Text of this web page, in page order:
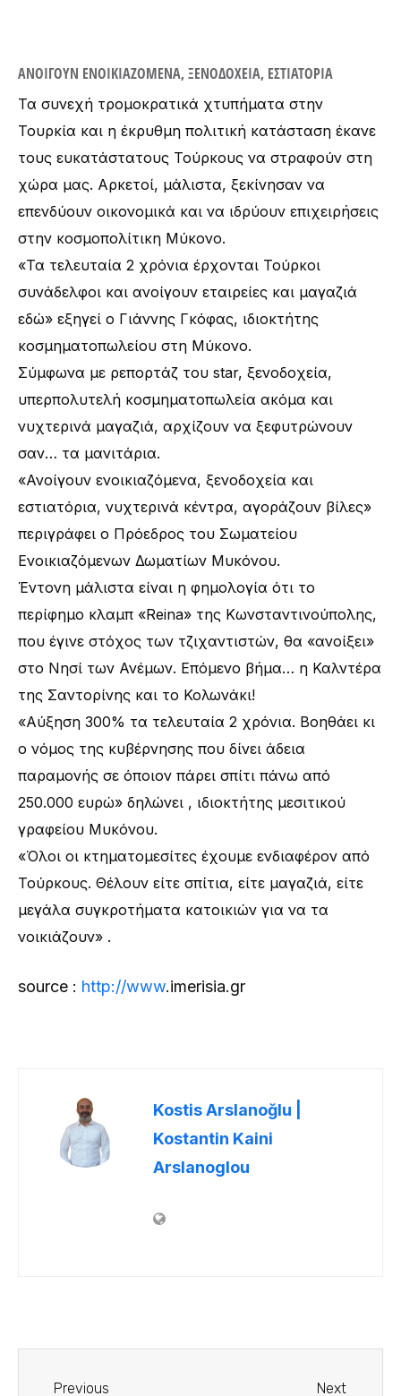
ΑΝΟΙΓΟΥΝ ΕΝΟΙΚΙΑΖΟΜΕΝΑ, ΞΕΝΟΔΟΧΕΙΑ, ΕΣΤΙΑΤΟΡΙΑ
Τα συνεχή τρομοκρατικά χτυπήματα στην
Τουρκία και η έκρυθμη πολιτική κατάσταση έκανε
τους ευκατάστατους Τούρκους να στραφούν στη
χώρα μας. Αρκετοί, μάλιστα, ξεκίνησαν να
επενδύουν οικονομικά και να ιδρύουν επιχειρήσεις
στην κοσμοπολίτικη Μύκονο.
«Τα τελευταία 2 χρόνια έρχονται Τούρκοι
συνάδελφοι και ανοίγουν εταιρείες και μαγαζιά
εδώ» εξηγεί ο Γιάννης Γκόφας, ιδιοκτήτης
κοσμηματοπωλείου στη Μύκονο.
Σύμφωνα με ρεπορτάζ του star, ξενοδοχεία,
υπερπολυτελή κοσμηματοπωλεία ακόμα και
νυχτερινά μαγαζιά, αρχίζουν να ξεφυτρώνουν
σαν… τα μανιτάρια.
«Ανοίγουν ενοικιαζόμενα, ξενοδοχεία και
εστιατόρια, νυχτερινά κέντρα, αγοράζουν βίλες»
περιγράφει ο Πρόεδρος του Σωματείου
Ενοικιαζόμενων Δωματίων Μυκόνου.
Έντονη μάλιστα είναι η φημολογία ότι το
περίφημο κλαμπ «Reina» της Κωνσταντινούπολης,
που έγινε στόχος των τζιχαντιστών, θα «ανοίξει»
στο Νησί των Ανέμων. Επόμενο βήμα… η Καλντέρα
της Σαντορίνης και το Κολωνάκι!
«Αύξηση 300% τα τελευταία 2 χρόνια. Βοηθάει κι
ο νόμος της κυβέρνησης που δίνει άδεια
παραμονής σε όποιον πάρει σπίτι πάνω από
250.000 ευρώ» δηλώνει , ιδιοκτήτης μεσιτικού
γραφείου Μυκόνου.
«Όλοι οι κτηματομεσίτες έχουμε ενδιαφέρον από
Τούρκους. Θέλουν είτε σπίτια, είτε μαγαζιά, είτε
μεγάλα συγκροτήματα κατοικιών για να τα
νοικιάζουν» .
source : http://www.imerisia.gr
Kostis Arslanoğlu |
Kostantin Kaini
Arslanoglou
Previous Next